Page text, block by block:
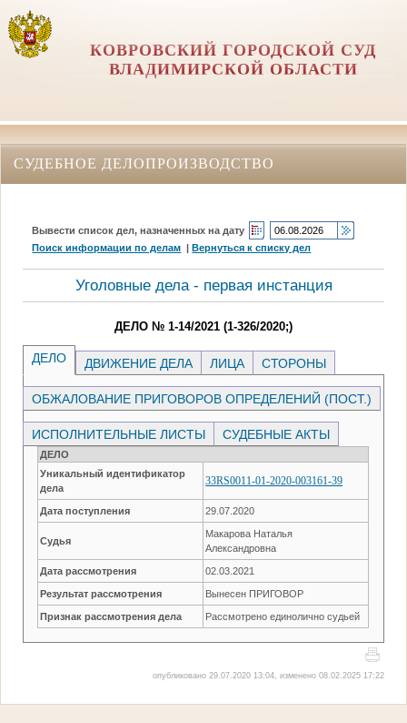
КОВРОВСКИЙ ГОРОДСКОЙ СУД
ВЛАДИМИРСКОЙ ОБЛАСТИ
СУДЕБНОЕ ДЕЛОПРОИЗВОДСТВО
Вывести список дел, назначенных на дату
Поиск информации по делам |Вернуться к списку дел
Уголовные дела - первая инстанция
ДЕЛО № 1-14/2021 (1-326/2020;)
ДЕЛО ДВИЖЕНИЕ ДЕЛА ЛИЦА СТОРОНЫ
ОБЖАЛОВАНИЕ ПРИГОВОРОВ ОПРЕДЕЛЕНИЙ (ПОСТ.)
ИСПОЛНИТЕЛЬНЫЕ ЛИСТЫ СУДЕБНЫЕ АКТЫ
ДЕЛО
Уникальный идентификатор
дела
33RS0011-01-2020-003161-39
Дата поступления 29.07.2020
Судья
Макарова Наталья
Александровна
Дата рассмотрения 02.03.2021
Результат рассмотрения Вынесен ПРИГОВОР
Признак рассмотрения дела Рассмотрено единолично судьей
опубликовано 29.07.2020 13:04, изменено 08.02.2025 17:22